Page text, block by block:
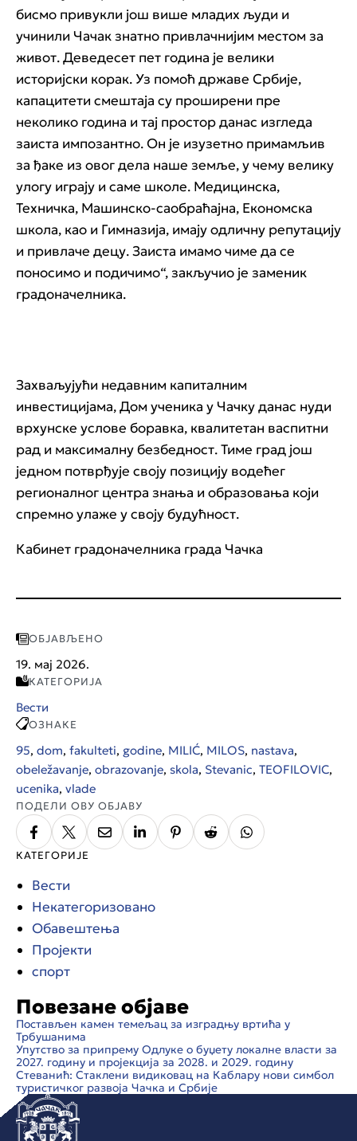
ПОДЕЛИ ОВУ ОБЈАВУ
КАТЕГОРИЈЕ
Вести
Некатегоризовано
Обавештења
Пројекти
спорт
бисмо привукли још више младих људи и
учинили Чачак знатно привлачнијим местом за
живот. Деведесет пет година је велики
историјски корак. Уз помоћ државе Србије,
капацитети смештаја су проширени пре
неколико година и тај простор данас изгледа
заиста импозантно. Он је изузетно примамљив
за ђаке из овог дела наше земље, у чему велику
улогу играју и саме школе. Медицинска,
Техничка, Машинско-саобраћајна, Економска
школа, као и Гимназија, имају одличну репутацију
и привлаче децу. Заиста имамо чиме да се
поносимо и подичимо“, закључио је заменик
градоначелника.
Захваљујући недавним капиталним
инвестицијама, Дом ученика у Чачку данас нуди
врхунске услове боравка, квалитетан васпитни
рад и максималну безбедност. Тиме град још
једном потврђује своју позицију водећег
регионалног центра знања и образовања који
спремно улаже у своју будућност.
Кабинет градоначелника града Чачка
ОБЈАВЉЕНО
19. мај 2026.
КАТЕГОРИЈА
Вести
ОЗНАКЕ
95, dom, fakulteti, godine, MILIĆ, MILOS, nastava,
obeležavanje, obrazovanje, skola, Stevanic, TEOFILOVIC,
ucenika, vlade
Повезане објаве
Постављен камен темељац за изградњу вртића у
Трбушанима
Упутство за припрему Одлуке о буџету локалне власти за
2027. годину и пројекција за 2028. и 2029. годину
Стеванић: Стаклени видиковац на Каблару нови симбол
туристичког развоја Чачка и Србије